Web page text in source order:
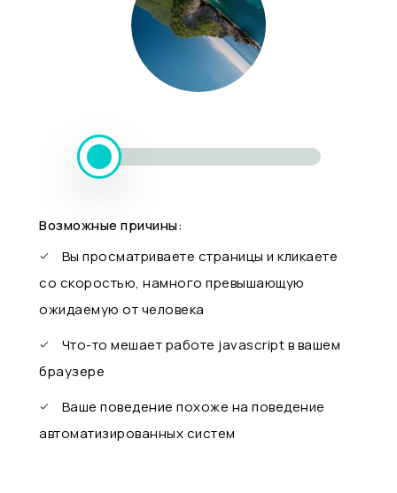
Возможные причины:
Вы просматриваете страницы и кликаете
со скоростью, намного превышающую
ожидаемую от человека
Что-то мешает работе javascript в вашем
браузере
Ваше поведение похоже на поведение
автоматизированных систем